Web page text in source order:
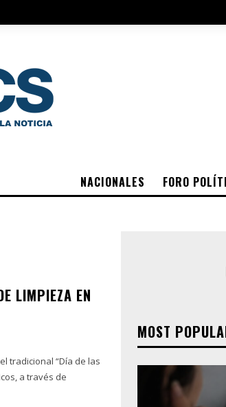
NACIONALES FORO
LIMPIEZA EN
tradicional “Día de las
a través de
MOST